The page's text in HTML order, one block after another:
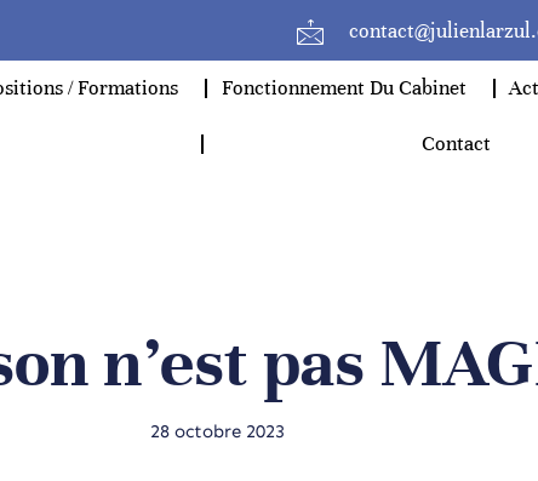
/ Formations Fonctionnement Du Cabinet
Contact
n’est pas
28 octobre 2023